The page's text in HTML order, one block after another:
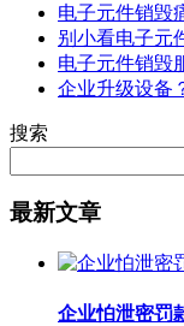
电子元件销毁
别小看电子元
电子元件销毁
企业升级设备
搜索
最新文章
企业怕泄密罚